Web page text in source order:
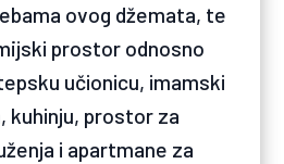
ovog džemata, te
prostor odnosno
učionicu, imamski
kuhinju, prostor za
i apartmane za